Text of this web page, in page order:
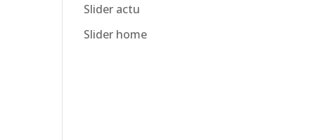
Slider actu
Slider home